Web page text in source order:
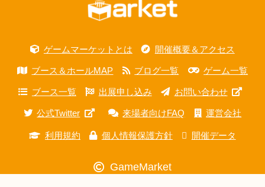
ゲームマーケットとは 開催概要＆アクセス
ブース＆ホールMAP ブログ一覧 ゲーム一覧
ブース一覧 出展申し込み お問い合わせ
公式Twitter 来場者向けFAQ 運営会社
利用規約 個人情報保護方針 開催データ
GameMarket